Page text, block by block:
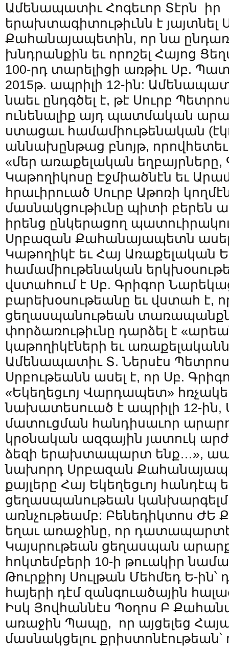
Ամենապատիւ Հոգեւոր Տէրն իր
երախտագիտութիւնն է յայտնել
Քահանայապետին, որ նա
խնդրանքին եւ որոշել Հայոց
100-րդ տարելիցի առթիւ Սբ.
2015թ. ապրիլի 12-ին:
նաեւ ընդգծել է, թէ Սուրբ
ունենալիք այդ պատմական
ստացաւ համամիութենական
աննախընթաց բնոյթ,
«մեր առաքելական եղբայրները,
Կաթողիկոսը Էջմիածնէն եւ
հրաւիրուած Սուրբ Աթոռի
մասնակցութիւնը պիտի բերեն
իրենց ընկերացող
Սրբազան Քահանայապետն ասել
Կաթողիկէ եւ Հայ Առաքելական
համամիութենական
վստահում է Սբ. Գրիգոր
բարեխօսութեանը եւ վստահ է,
ցեղասպանութեան
փորձառութիւնը դարձել է
կաթողիկէների եւ
Ամենապատիւ Տ. Ներսէս
Սրբութեանն ասել է, որ Սբ.
«Եկեղեցւոյ Վարդապետ»
նախատեսուած է ապրիլի 12-
մատուցման հանդիսաւոր
կրօնական ազգային յատուկ
ձեզի երախտապարտ ենք…»,
նախորդ Սրբազան
քայլերը Հայ Եկեղեցւոյ հանդէպ
ցեղասպանութեան
առնչութեամբ: Բենեդիկտոս
եղաւ առաջինը, որ
Կայսրութեան ցեղասպան
հոկտեմբերի 10-ի թուակիր
Թուրքիոյ Սուլթան Մեհմեդ Ե-ին՝
հայերի դէմ զանգուածային
Իսկ Յովհաննէս Պօղոս Բ
առաջին Պապը, որ այցելեց
մասնակցելու